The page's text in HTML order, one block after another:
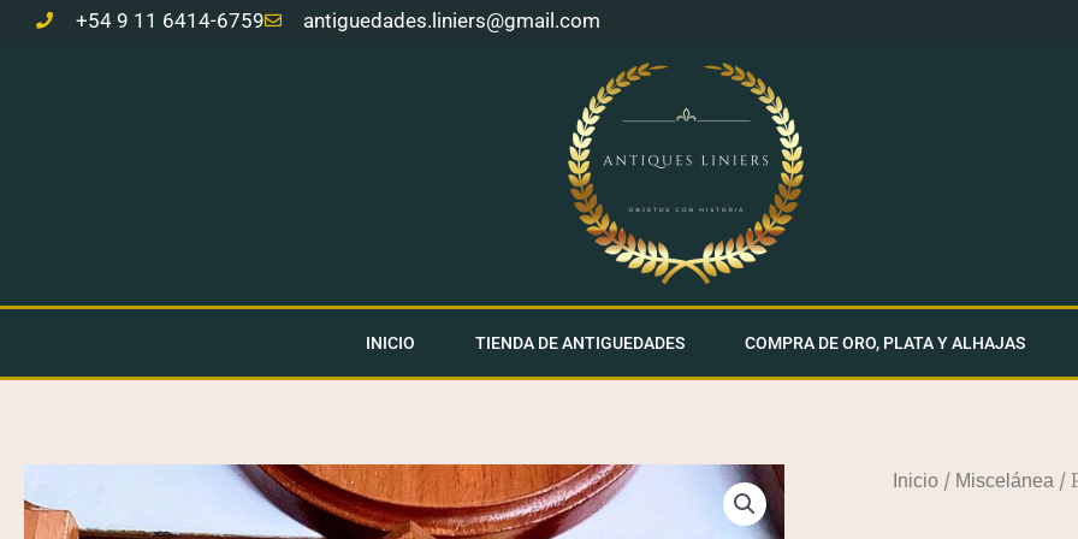
+54 9 11 6414-6759 antiguedades.liniers@gmail.com
INICIO TIENDA DE ANTIGUEDADES COMPRA DE ORO, PLATA Y ALHAJAS
Inicio / Miscelánea /